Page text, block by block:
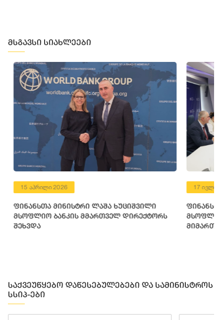
მსგავსი სიახლეები
15 აპრილი 2026
ფინანსთა მინისტრი ლაშა ხუციშვილი
მსოფლიო ბანკის მმართველ დირექტორს
შეხვდა
17 ივლისი
მსოფლიო
საქვეუწყებო დაწესებულებები და სამინისტროს
სსიპ-ები